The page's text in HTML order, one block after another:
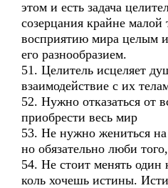
этом и есть задача
созерцания крайне малой
восприятию мира целым
его разнообразием.
51. Целитель исцеляет
взаимодействие с их
52. Нужно отказаться от
приобрести весь мир
53. Не нужно жениться
но обязательно люби
54. Не стоит менять один
коль хочешь истины.